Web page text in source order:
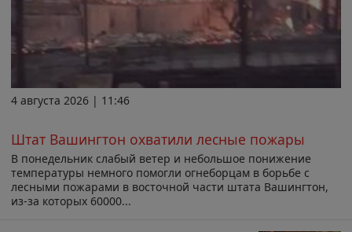
4 августа 2026 | 11:46
Штат Вашингтон охватили лесные пожары
В понедельник слабый ветер и небольшое понижение
температуры немного помогли огнеборцам в борьбе с
лесными пожарами в восточной части штата Вашингтон,
из-за которых 60000...